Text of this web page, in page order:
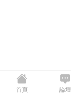
首頁 論壇